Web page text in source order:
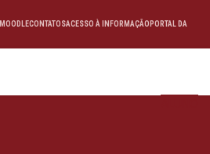
MOODLECONTATOSACESSO À INFORMAÇÃO PORTAL DA